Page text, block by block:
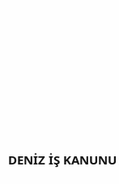
DENİZ İŞ KANUNU